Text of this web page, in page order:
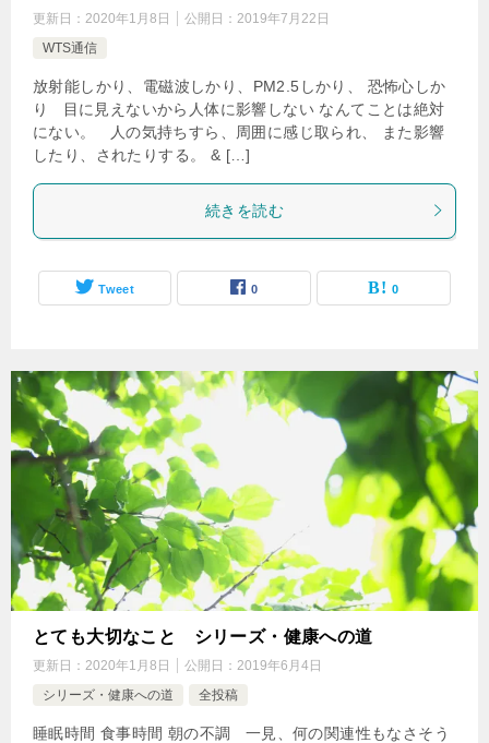
更新日： 2020年1月8日 公開日： 2019年7月22日
WTS通信
放射能しかり、電磁波しかり、PM2.5しかり、 恐怖心しか
り 目に見えないから人体に影響しない なんてことは絶対
にない。 人の気持ちすら、周囲に感じ取られ、 また影響
したり、されたりする。 & […]
続きを読む
Tweet 0 0
とても大切なこと シリーズ・健康への道
更新日： 2020年1月8日 公開日： 2019年6月4日
シリーズ・健康への道
全投稿
睡眠時間 食事時間 朝の不調 一見、何の関連性もなさそう